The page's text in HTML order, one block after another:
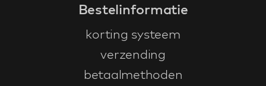
Bestelinformatie
korting systeem
verzending
betaalmethoden